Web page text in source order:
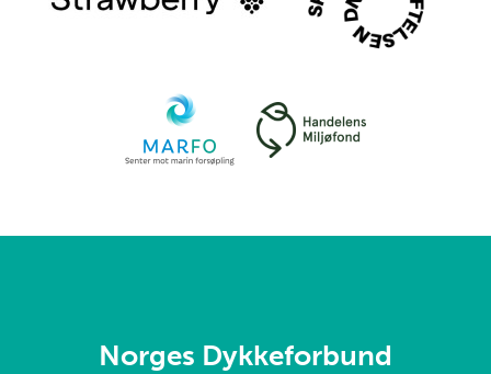
Norges Dykkeforbund